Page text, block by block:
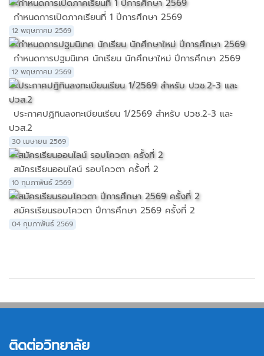
กำหนดการเปิดภาคเรียนที่ 1 ปีการศึกษา 2569
12 พฤษภาคม 2569
กำหนดการปฐมนิเทศ นักเรียน นักศึกษาใหม่ ปีการศึกษา 2569
12 พฤษภาคม 2569
ประกาศปฏิทินลงทะเบียนเรียน 1/2569 สำหรับ ปวช.2-3 และ
ปวส.2
30 เมษายน 2569
สมัครเรียนออนไลน์ รอบโควตา ครั้งที่ 2
10 กุมภาพันธ์ 2569
สมัครเรียนรอบโควตา ปีการศึกษา 2569 ครั้งที่ 2
04 กุมภาพันธ์ 2569
ติดต่อวิทยาลัย